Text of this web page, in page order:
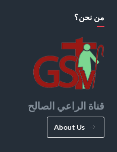
من نحن؟
قناة الراعي الصالح
About Us